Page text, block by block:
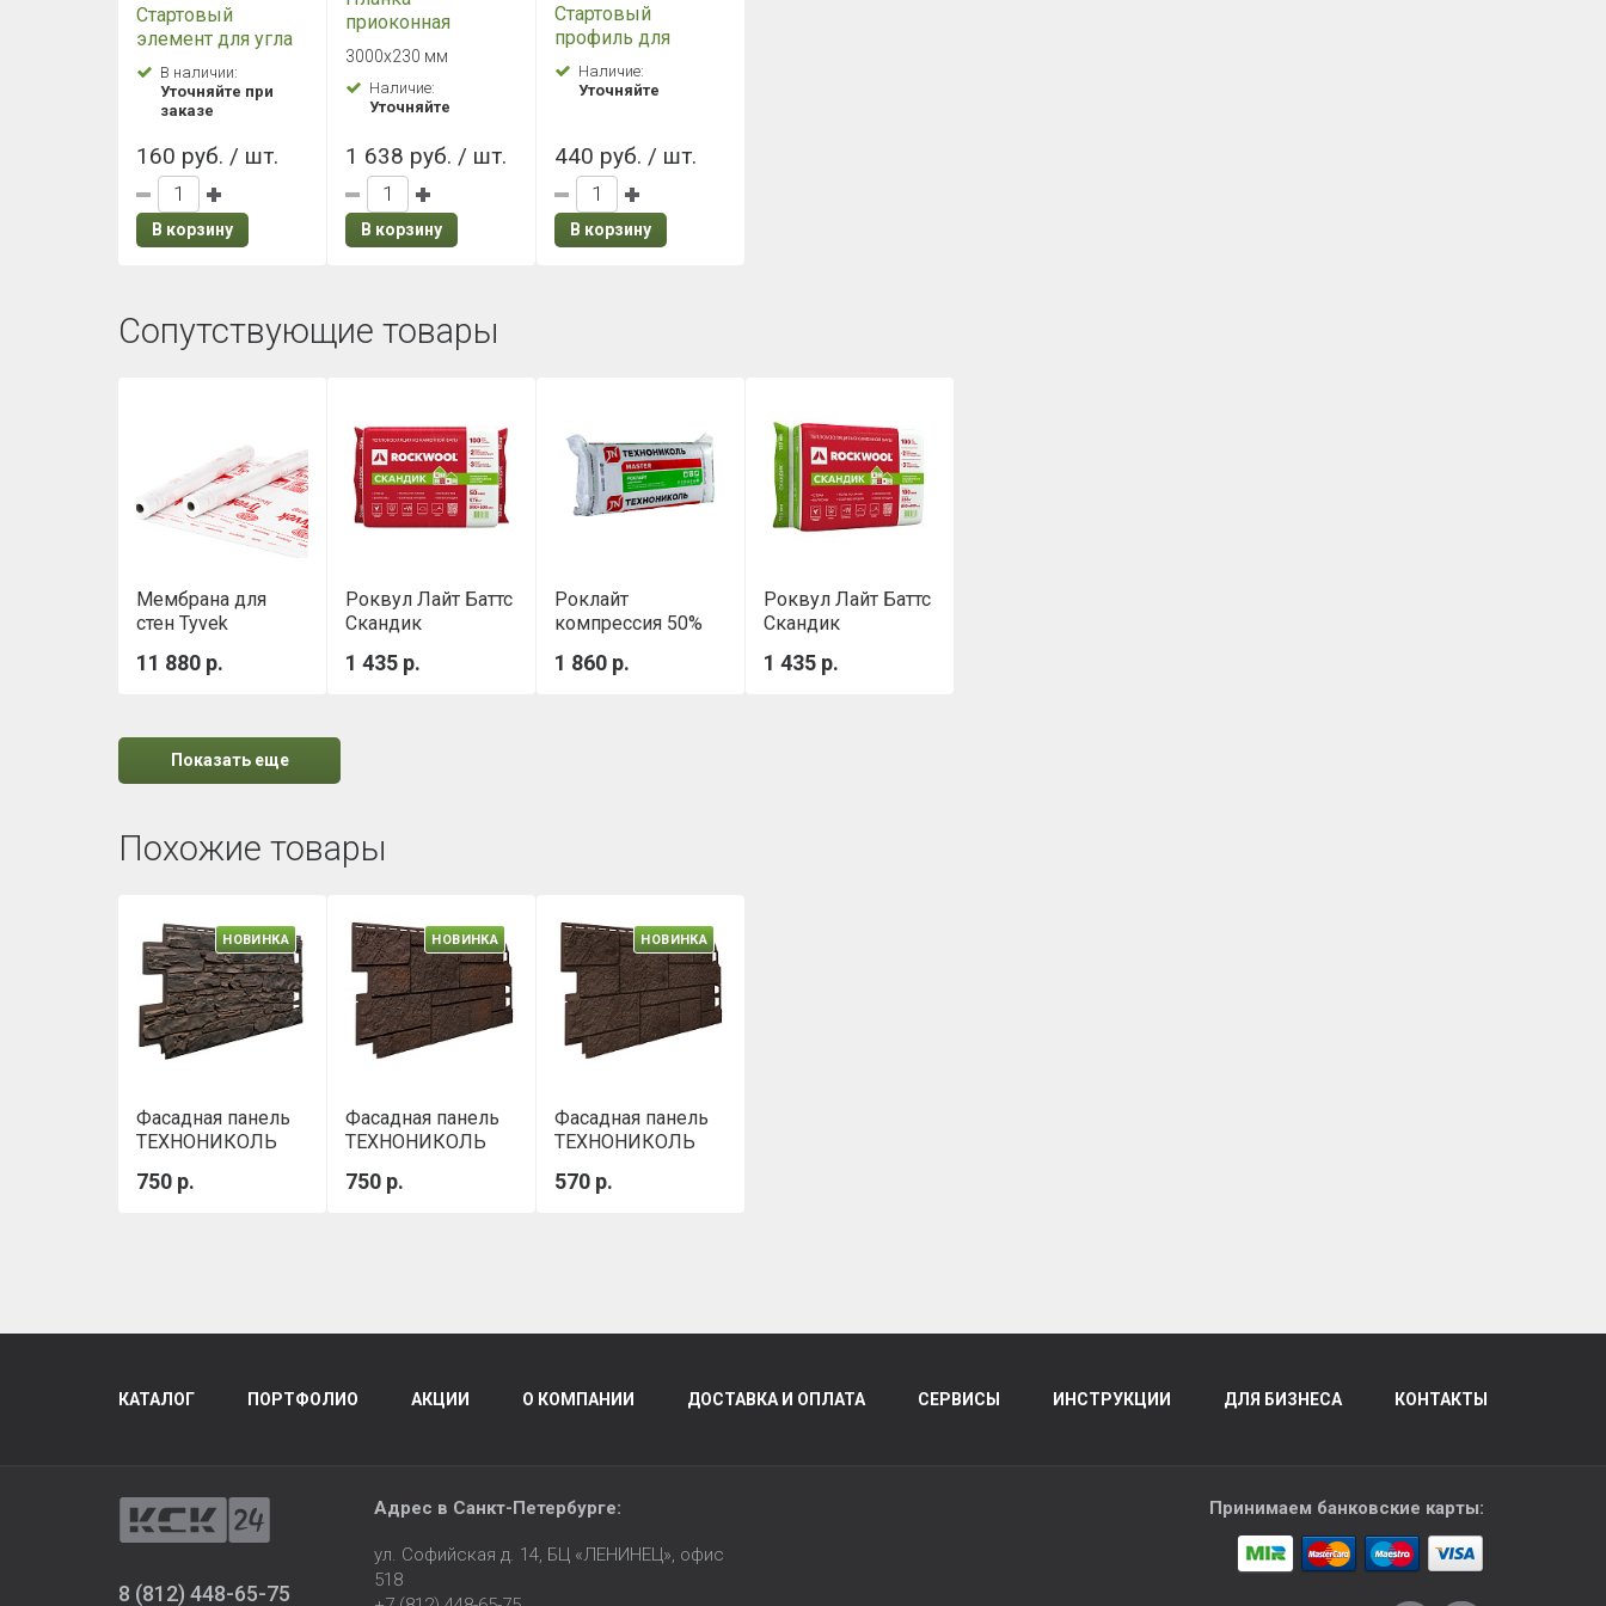
Стартовый
элемент для угла
фасадной панели
Grand Line (Гранд
Лайн)
В наличии:
Уточняйте при
заказе
160 руб. / шт.
В корзину
приоконная
широкая 7/8" Grand
Белая
3000х230 мм
Наличие:
Уточняйте
1 638 руб. / шт.
В корзину
Стартовый
профиль для
Фасадных панелей
Grand Line 3.0
Наличие:
Уточняйте
440 руб. / шт.
В корзину
Сопутствующие товары
Мембрана для
стен Tyvek
м
11 880 р.
Роквул Лайт Баттс
Скандик
0,288м3/уп
1 435 р.
Роклайт
компрессия 50%
0.432 м3/уп)
1 860 р.
Роквул Лайт Баттс
Скандик
0,288м3/уп
1 435 р.
Показать еще
Похожие товары
НОВИНКА
Фасадная панель
ТЕХНОНИКОЛЬ
750 р.
НОВИНКА
Фасадная панель
ТЕХНОНИКОЛЬ
коричневый
750 р.
НОВИНКА
Фасадная панель
ТЕХНОНИКОЛЬ
Темно-
570 р.
КАТАЛОГ ПОРТФОЛИО АКЦИИ О КОМПАНИИ ДОСТАВКА И ОПЛАТА СЕРВИСЫ ИНСТРУКЦИИ ДЛЯ БИЗНЕСА КОНТАКТЫ
8 (812) 448-65-75
Адрес в Санкт-Петербурге:
ул. Софийская д. 14, БЦ «ЛЕНИНЕЦ», офис
518
Принимаем банковские карты: